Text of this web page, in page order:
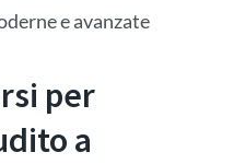
e avanzate
per
a